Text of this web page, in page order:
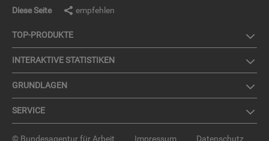
Diese Seite empfehlen
TOP-PRO­DUK­TE
IN­TER­AK­TI­VE STA­TIS­TI­KEN
GRUND­LA­GEN
SER­VICE
© Bundesagentur für Arbeit Impressum Datenschutz